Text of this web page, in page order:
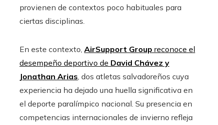
provienen de contextos poco habituales para
ciertas disciplinas.
En este contexto, AirSupport Group reconoce el
desempeño deportivo de David Chávez y
Jonathan Arias , dos atletas salvadoreños cuya
experiencia ha dejado una huella significativa en
el deporte paralímpico nacional. Su presencia en
competencias internacionales de invierno refleja